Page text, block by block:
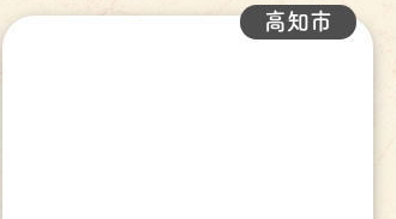
高知市